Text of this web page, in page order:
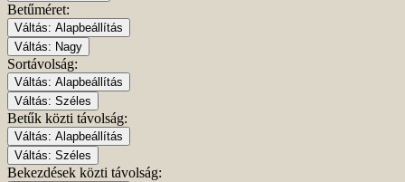
Betűméret:
Váltás: Alapbeállítás
Váltás: Nagy
Sortávolság:
Váltás: Alapbeállítás
Váltás: Széles
Betűk közti távolság:
Váltás: Alapbeállítás
Váltás: Széles
Bekezdések közti távolság: